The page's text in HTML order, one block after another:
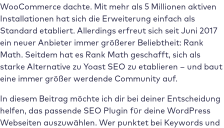
WooCommerce dachte. Mit mehr als 5 Millionen aktiven
Installationen hat sich die Erweiterung einfach als
Standard etabliert. Allerdings erfreut sich seit Juni 2017
ein neuer Anbieter immer größerer Beliebtheit: Rank
Math. Seitdem hat es Rank Math geschafft, sich als
starke Alternative zu Yoast SEO zu etablieren – und baut
eine immer größer werdende Community auf.
In diesem Beitrag möchte ich dir bei deiner Entscheidung
helfen, das passende SEO Plugin für deine WordPress
Webseiten auszuwählen. Wer punktet bei Keywords und